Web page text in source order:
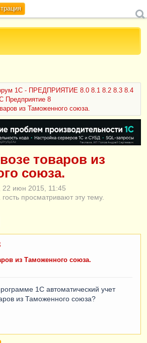
1С - ПРЕДПРИЯТИЕ 8.0 8.1 8.2 8.3 8.4
Предприятие 8
из Таможенного союза.
товаров из
союза.
22 июн 2015, 11:45
просматривают эту тему.
из Таможенного союза.
1С автоматический учет
из Таможенного союза?